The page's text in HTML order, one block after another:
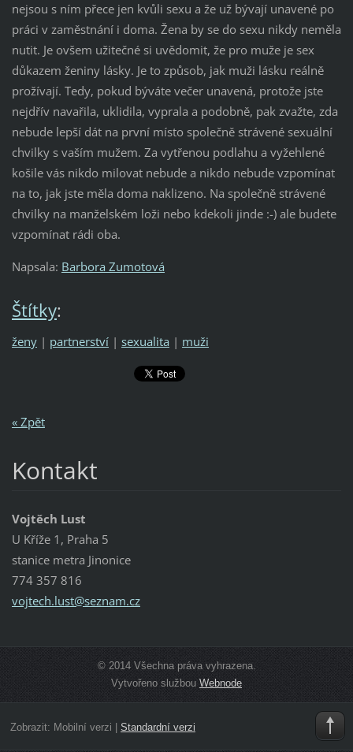
nejsou s ním přece jen kvůli sexu a že už bývají unavené po
práci v zaměstnání i doma. Žena by se do sexu nikdy neměla
nutit. Je ovšem užitečné si uvědomit, že pro muže je sex
důkazem ženiny lásky. Je to způsob, jak muži lásku reálně
prožívají. Tedy, pokud býváte večer unavená, protože jste
nejdřív navařila, uklidila, vyprala a podobně, pak zvažte, zda
nebude lepší dát na první místo společně strávené sexuální
chvilky s vaším mužem. Za vytřenou podlahu a vyžehlené
košile vás nikdo milovat nebude a nikdo nebude vzpomínat
na to, jak jste měla doma naklizeno. Na společně strávené
chvilky na manželském loži nebo kdekoli jinde :-) ale budete
vzpomínat rádi oba.
Napsala: Barbora Zumotová
Štítky:
ženy | partnerství | sexualita | muži
« Zpět
Kontakt
Vojtěch Lust
U Kříže 1, Praha 5
stanice metra Jinonice
774 357 816
vojtech.lust@seznam.cz
© 2014 Všechna práva vyhrazena.
Vytvořeno službou Webnode
Zobrazit: Mobilní verzi | Standardní verzi